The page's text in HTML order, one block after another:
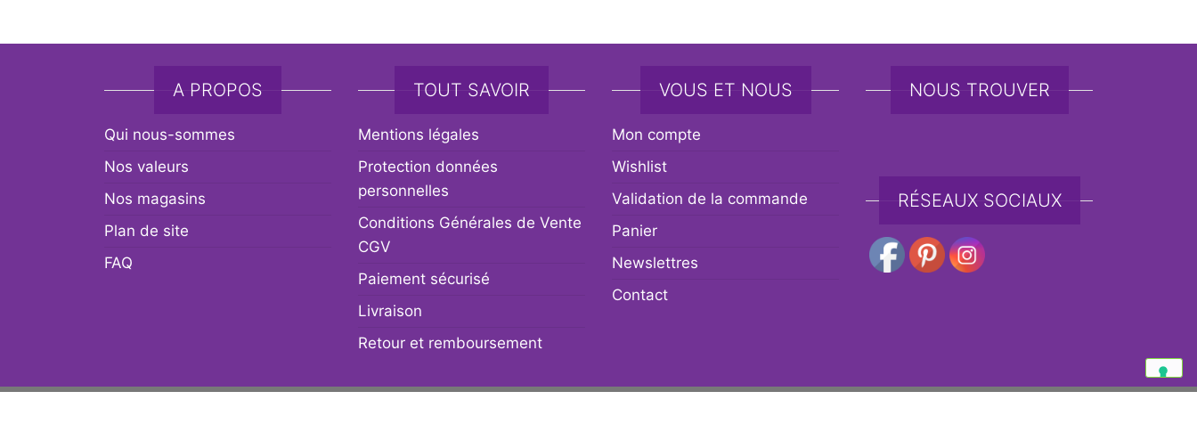
A PROPOS
Qui nous-sommes
Nos valeurs
Nos magasins
Plan de site
FAQ
TOUT SAVOIR
Mentions légales
Protection données
personnelles
Conditions Générales de Vente
CGV
Paiement sécurisé
Livraison
Retour et remboursement
VOUS ET NOUS
Mon compte
Wishlist
Validation de la commande
Panier
Newslettres
Contact
NOUS TROUVER
RÉSEAUX SOCIAUX